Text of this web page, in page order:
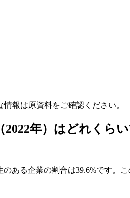
情報は原資料をご確認ください。
年）はどれくら
ある企業の割合は39.6%です。